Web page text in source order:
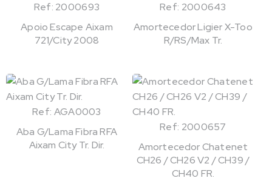
Ref: 2000693
Apoio Escape Aixam
721/City 2008
Ref: 2000643
Amortecedor Ligier X-Too
R/RS/Max Tr.
Ref: AGA0003
Aba G/Lama Fibra RFA
Aixam City Tr. Dir.
Ref: 2000657
Amortecedor Chatenet
CH26 / CH26 V2 / CH39 /
CH40 FR.